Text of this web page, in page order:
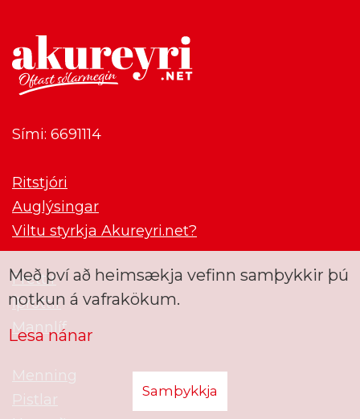
Sími: 6691114
Ritstjóri
Auglýsingar
Viltu styrkja Akureyri.net?
Fréttir
Íþróttir
Mannlíf
Menning
Pistlar
Með því að heimsækja vefinn samþykkir þú
notkun á vafrakökum.
Lesa nánar
Samþykkja